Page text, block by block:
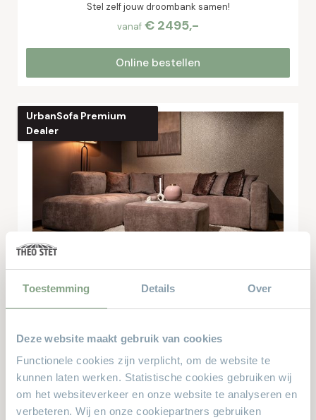
Toestemming Details Over
Deze website maakt gebruik van cookies
Functionele cookies zijn verplicht, om de website te
kunnen laten werken. Statistische cookies gebruiken wij
om het websiteverkeer en onze website te analyseren en
verbeteren. Wij en onze cookiepartners gebruiken
Stel zelf jouw droombank samen!
vanaf € 2495,-
Online bestellen
UrbanSofa Premium
Dealer
UrbanSofa Hoekbank Pebble
Stel zelf uw bank samen!
vanaf € 2695,-
Online bestellen
UrbanSofa Premium
Dealer